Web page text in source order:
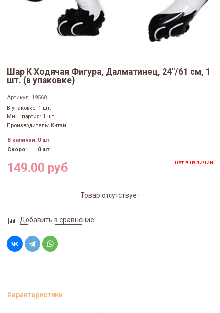
Шар К Ходячая Фигура, Далматинец, 24"/61 см, 1
шт. (в упаковке)
Артикул: 19568
В упаковке: 1 шт.
Мин. партия: 1 шт
Производитель: Китай
В наличии: 0 шт
Скоро:
0 шт
149.00 руб нет в наличии
Товар отсутствует
Добавить в сравнение
Характеристики